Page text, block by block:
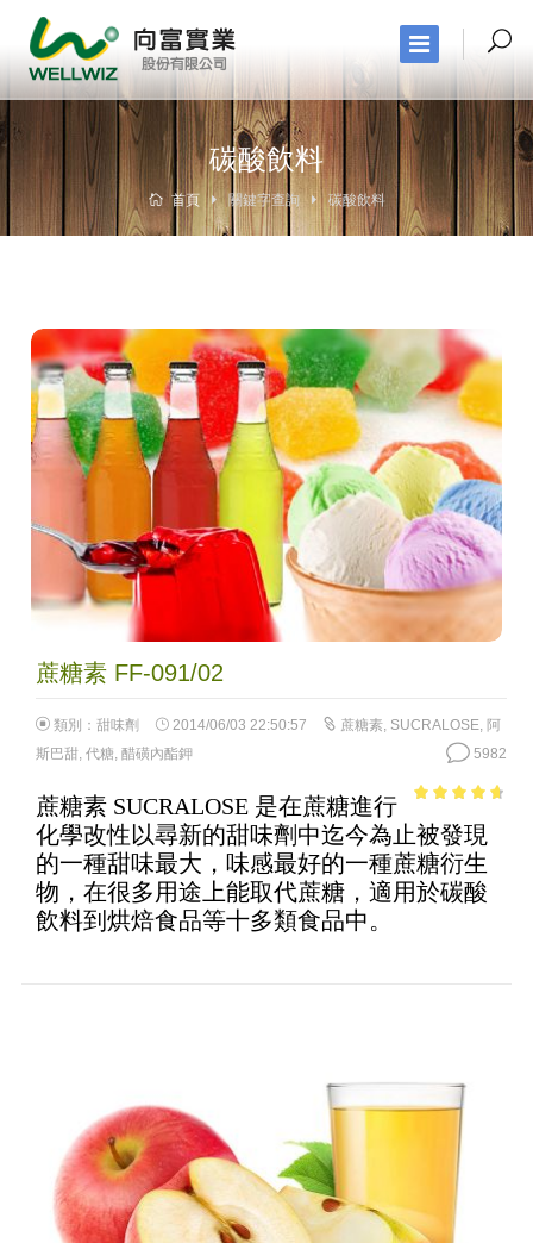
碳酸飲料
首頁 關鍵字查詢 碳酸飲料
蔗糖素 FF-091/02
類別： 甜味劑 2014/06/03 22:50:57 蔗糖素, SUCRALOSE, 阿
斯巴甜, 代糖, 醋磺內酯鉀 5982
5
蔗糖素 SUCRALOSE 是在蔗糖進行
化學改性以尋新的甜味劑中迄今為止被發現
的一種甜味最大，味感最好的一種蔗糖衍生
物，在很多用途上能取代蔗糖，適用於碳酸
飲料到烘焙食品等十多類食品中。